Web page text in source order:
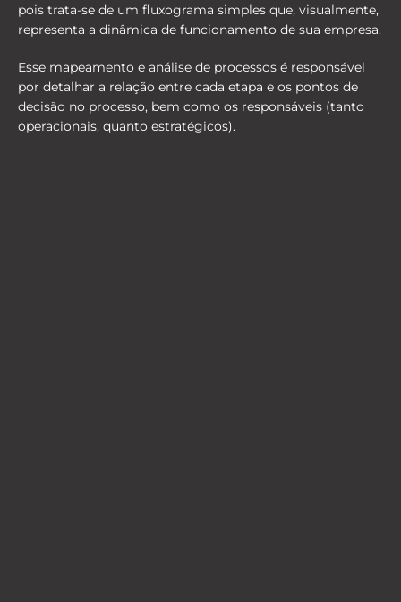
pois trata-se de um fluxograma simples que, visualmente,
representa a dinâmica de funcionamento de sua empresa.
Esse mapeamento e análise de processos é responsável
por detalhar a relação entre cada etapa e os pontos de
decisão no processo, bem como os responsáveis (tanto
operacionais, quanto estratégicos).